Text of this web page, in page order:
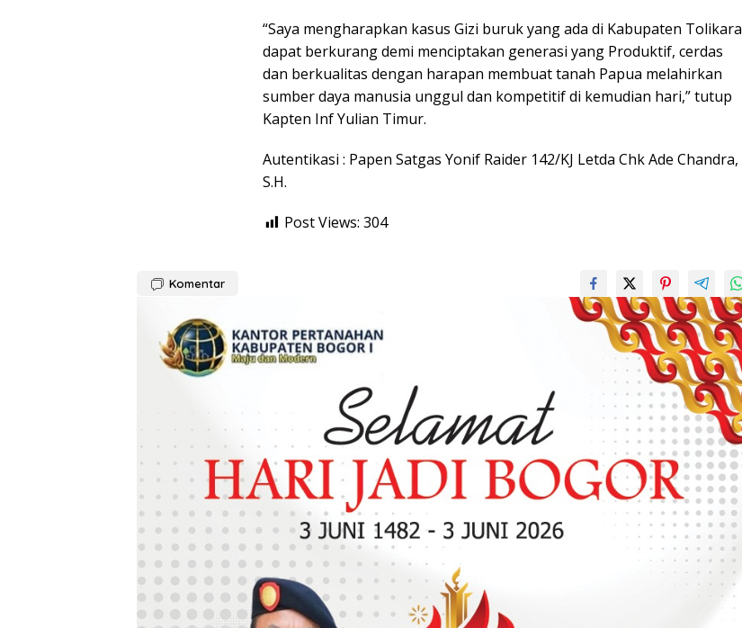
“Saya mengharapkan kasus Gizi buruk yang ada di Kabupaten Tolikara
dapat berkurang demi menciptakan generasi yang Produktif, cerdas
dan berkualitas dengan harapan membuat tanah Papua melahirkan
sumber daya manusia unggul dan kompetitif di kemudian hari,” tutup
Kapten Inf Yulian Timur.
Autentikasi : Papen Satgas Yonif Raider 142/KJ Letda Chk Ade Chandra,
S.H.
Post Views: 304
Komentar